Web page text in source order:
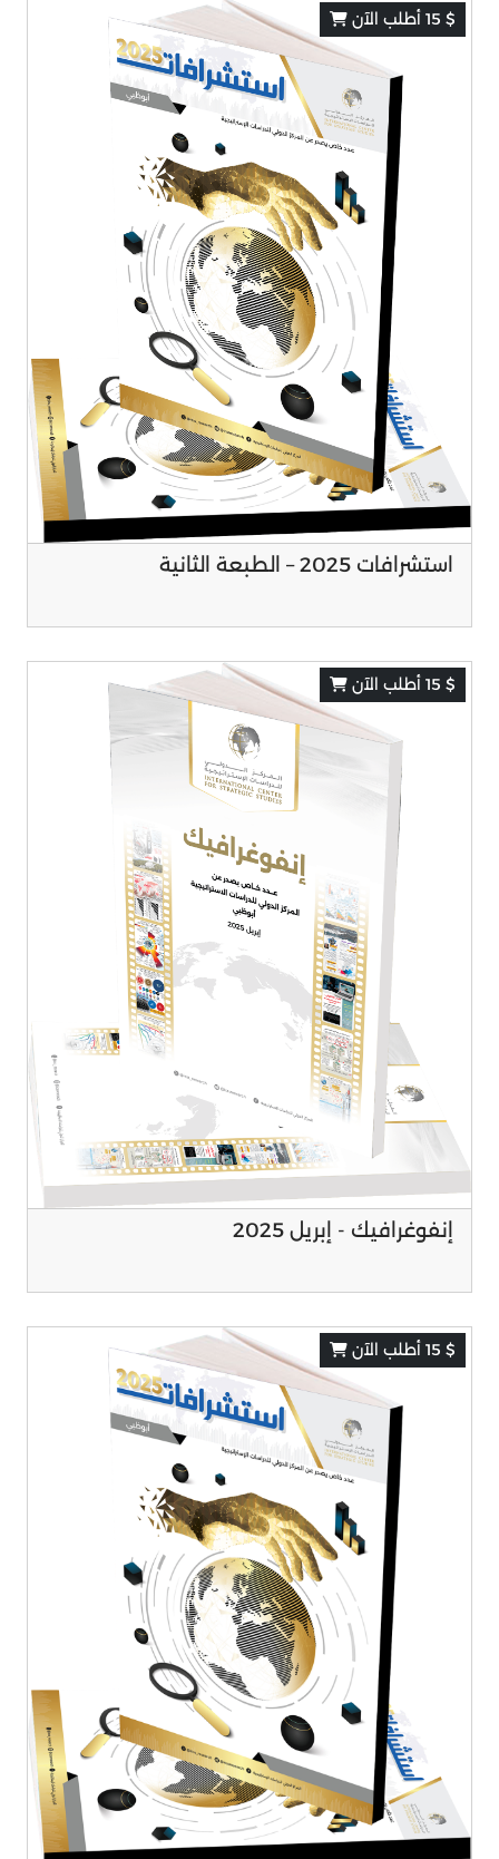
استشرافات 2025 – الطبعة الثانية
$ 15 أطلب الآن
إنفوغرافيك - إبريل 2025
$ 15 أطلب الآن
$ 15 أطلب الآن